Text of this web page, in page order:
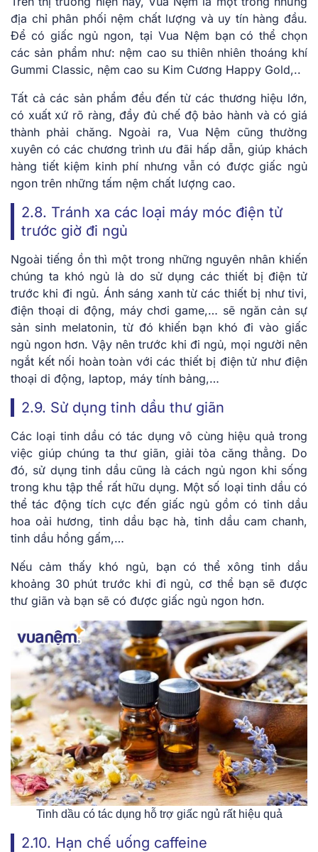
địa chỉ phân phối nệm chất lượng và uy tín hàng đầu.
Để có giấc ngủ ngon, tại Vua Nệm bạn có thể chọn
các sản phẩm như: nệm cao su thiên nhiên thoáng khí
Gummi Classic, nệm cao su Kim Cương Happy Gold,..
Tất cả các sản phẩm đều đến từ các thương hiệu lớn,
có xuất xứ rõ ràng, đầy đủ chế độ bảo hành và có giá
thành phải chăng. Ngoài ra, Vua Nệm cũng thường
xuyên có các chương trình ưu đãi hấp dẫn, giúp khách
hàng tiết kiệm kinh phí nhưng vẫn có được giấc ngủ
ngon trên những tấm nệm chất lượng cao.
2.8. Tránh xa các loại máy móc điện tử
trước giờ đi ngủ
Ngoài tiếng ồn thì một trong những nguyên nhân khiến
chúng ta khó ngủ là do sử dụng các thiết bị điện tử
trước khi đi ngủ. Ánh sáng xanh từ các thiết bị như tivi,
điện thoại di động, máy chơi game,… sẽ ngăn cản sự
sản sinh melatonin, từ đó khiến bạn khó đi vào giấc
ngủ ngon hơn. Vậy nên trước khi đi ngủ, mọi người nên
ngắt kết nối hoàn toàn với các thiết bị điện tử như điện
thoại di động, laptop, máy tính bảng,…
2.9. Sử dụng tinh dầu thư giãn
Các loại tinh dầu có tác dụng vô cùng hiệu quả trong
việc giúp chúng ta thư giãn, giải tỏa căng thẳng. Do
đó, sử dụng tinh dầu cũng làcách ngủ ngon khi sống
trong khu tập thể rất hữu dụng. Một số loại tinh dầu có
thể tác động tích cực đến giấc ngủ gồm có tinh dầu
hoa oải hương, tinh dầu bạc hà, tinh dầu cam chanh,
tinh dầu hồng gấm,…
Nếu cảm thấy khó ngủ, bạn có thể xông tinh dầu
khoảng 30 phút trước khi đi ngủ, cơ thể bạn sẽ được
thư giãn và bạn sẽ có được giấc ngủ ngon hơn.
Tinh dầu có tác dụng hỗ trợ giấc ngủ rất hiệu quả
2.10. Hạn chế uống caffeine